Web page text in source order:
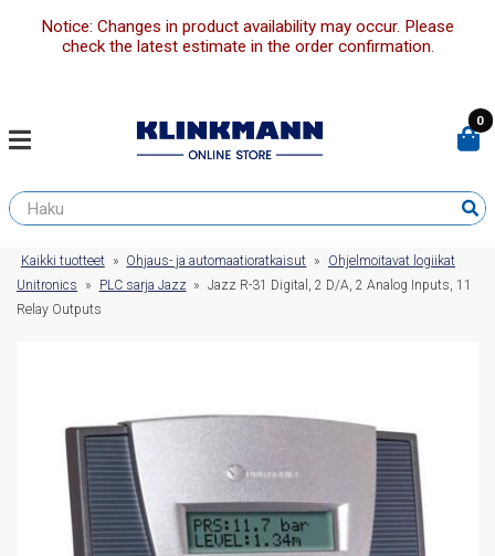
Notice: Changes in product availability may occur. Please
check the latest estimate in the order confirmation.
0
Kaikki tuotteet » Ohjaus- ja automaatioratkaisut »
Ohjelmoitavat logiikat
Unitronics
» PLC sarja Jazz » Jazz R-31 Digital, 2 D/A, 2 Analog Inputs, 11
Relay Outputs